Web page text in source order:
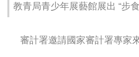
教青局青少年展藝館展出 “步食糰隊覓險記”──
審計署邀請國家審計署專家